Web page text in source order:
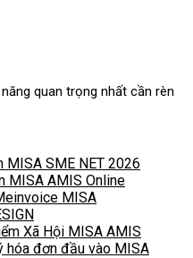
MISA SME NET 2026
MISA AMIS Online
MISA
Xã Hội MISA AMIS
hóa đơn đầu vào MISA
quan trọng nhất cần rèn